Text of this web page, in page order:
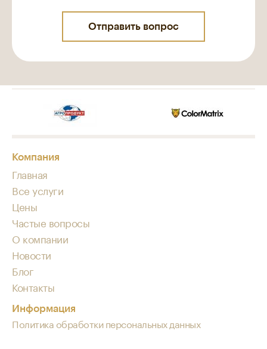
Компания
Главная
Все услуги
Цены
Частые вопросы
О компании
Новости
Блог
Контакты
Информация
Политика обработки персональных данных